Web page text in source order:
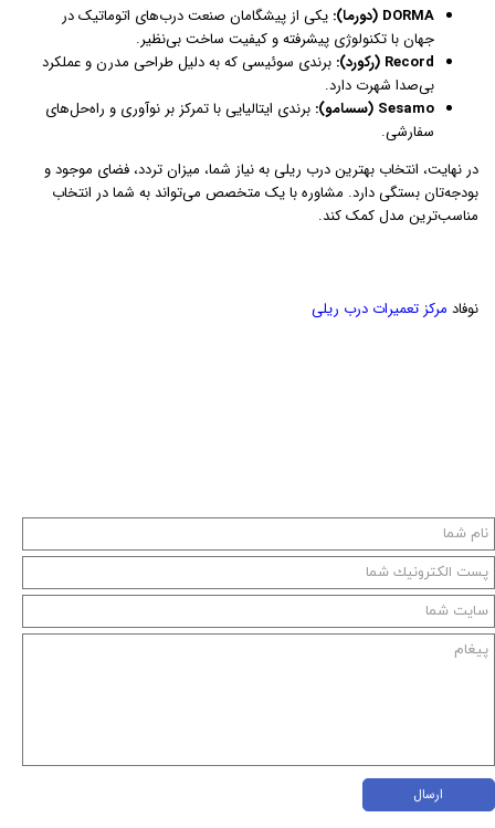
DORMA (دورما):
یکی از پیشگامان صنعت درب‌های اتوماتیک در
جهان با تکنولوژی پیشرفته و کیفیت ساخت بی‌نظیر.
Record (رکورد):
برندی سوئیسی که به دلیل طراحی مدرن و عملکرد
بی‌صدا شهرت دارد.
Sesamo (سسامو):
برندی ایتالیایی با تمرکز بر نوآوری و راه‌حل‌های
سفارشی.
در نهایت، انتخاب بهترین درب ریلی به نیاز شما، میزان تردد، فضای موجود و
بودجه‌تان بستگی دارد. مشاوره با یک متخصص می‌تواند به شما در انتخاب
مناسب‌ترین مدل کمک کند.
نوفاد مرکز تعمیرات درب ریلی
ارسال